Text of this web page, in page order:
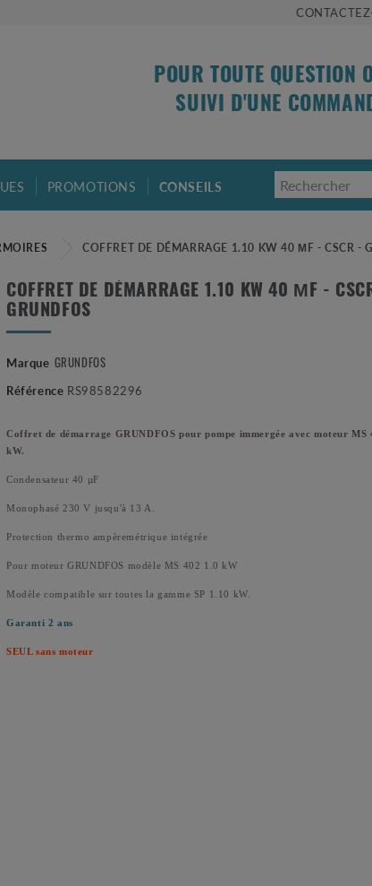
POUR TOUTE QUESTION
SUIVI D'UNE
PROMOTIONS CONSEILS
COFFRET DE DÉMARRAGE 1.10 KW 40 ΜF - CSCR -
COFFRET DE DÉMARRAGE 1.10 KW 40 ΜF -
GRUNDFOS
Marque GRUNDFOS
Référence RS98582296
Coffret de démarrage GRUNDFOS pour pompe immergée avec moteur MS
kW.
Condensateur 40 µF
Monophasé 230 V jusqu'à 13 A.
Protection thermo ampèremétrique intégrée
Pour moteur GRUNDFOS modèle MS 402 1.0 kW
Modèle compatible sur toutes la gamme SP 1.10 kW.
Garanti 2 ans
SEUL sans moteur